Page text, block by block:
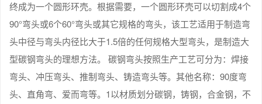
终成为一个圆形环壳。根据需要，一个圆形环壳可以切割成4个
90°弯头或6个60°弯头或其它规格的弯头，该工艺适用于制造弯
头中径与弯头内径比大于1.5倍的任何规格大型弯头，是制造大
型碳钢弯头的理想方法。 碳钢弯头按照生产工艺可分为：焊接
弯头、冲压弯头、推制弯头、铸造弯头等。其他名称：90度弯
头、直角弯、爱而弯等。1以材质划分碳钢，铸钢，合金钢，不